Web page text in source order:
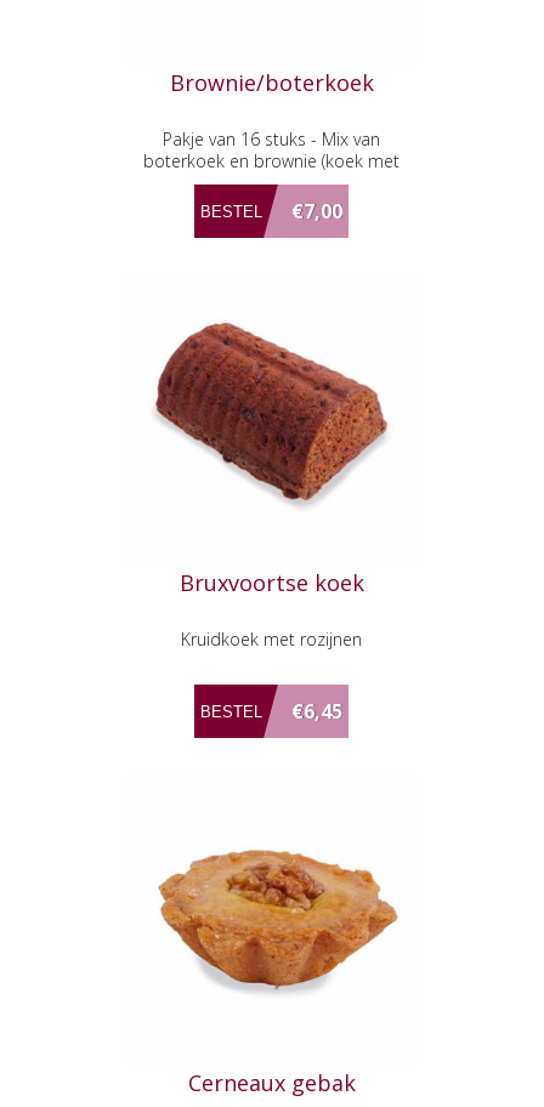
Brownie/boterkoek
Pakje van 16 stuks - Mix van
boterkoek en brownie (koek met
chocolade en stukjes pecannoot)
€7,00
Bruxvoortse koek
Kruidkoek met rozijnen
€6,45
Cerneaux gebak